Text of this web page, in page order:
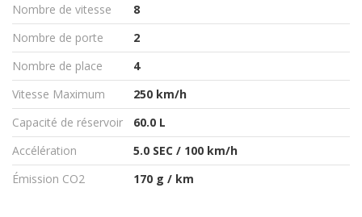
Nombre de vitesse
8
Nombre de porte
2
Nombre de place
4
Vitesse Maximum
250 km/h
Capacité de réservoir
60.0 L
Accélération
5.0 SEC / 100 km/h
Émission CO2
170 g / km